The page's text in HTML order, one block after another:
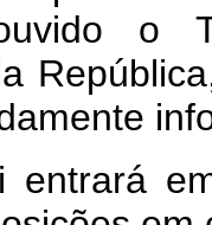
o
entrará